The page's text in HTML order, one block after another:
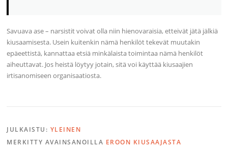
Savuava ase – narsistit voivat olla niin hienovaraisia, etteivät jätä jälkiä
kiusaamisesta. Usein kuitenkin nämä henkilöt tekevät muutakin
epäeettistä, kannattaa etsiä minkälaista toimintaa nämä henkilöt
aiheuttavat. Jos heistä löytyy jotain, sitä voi käyttää kiusaajien
irtisanomiseen organisaatiosta.
JULKAISTU: YLEINEN
MERKITTY AVAINSANOILLA EROON KIUSAAJASTA